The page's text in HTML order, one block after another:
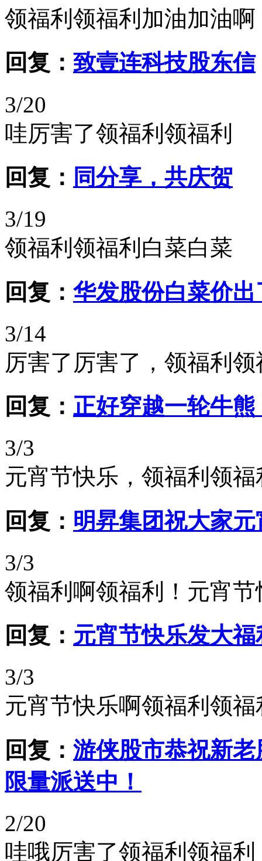
领福利领福利加油加油啊
回复： 致壹连科技股东信
3/20
哇厉害了领福利领福利
回复： 同分享，共庆贺
3/19
领福利领福利白菜白菜
回复： 华发股份白菜价出
3/14
厉害了厉害了，领福利领
回复： 正好穿越一轮牛
3/3
元宵节快乐，领福利领福
回复： 明昇集团祝大家
3/3
领福利啊领福利！元宵节
回复： 元宵节快乐发大
3/3
元宵节快乐啊领福利领福
回复： 游侠股市恭祝新
限量派送中！
2/20
哇哦厉害了领福利领福利